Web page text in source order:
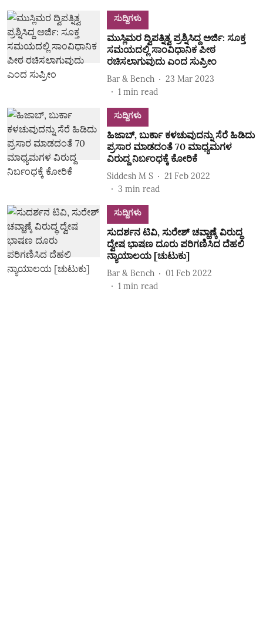
ಸುದ್ದಿಗಳು
ಮುಸ್ಲಿಮರ ದ್ವಿಪತ್ನಿತ್ವ ಪ್ರಶ್ನಿಸಿದ್ದ ಅರ್ಜಿ: ಸೂಕ್ತ
ಸಮಯದಲ್ಲಿ ಸಾಂವಿಧಾನಿಕ ಪೀಠ
ರಚಿಸಲಾಗುವುದು ಎಂದ ಸುಪ್ರೀಂ
Bar & Bench
23 Mar 2023
1 min read
ಸುದ್ದಿಗಳು
ಹಿಜಾಬ್‌, ಬುರ್ಕಾ ಕಳಚುವುದನ್ನು ಸೆರೆ ಹಿಡಿದು
ಪ್ರಸಾರ ಮಾಡದಂತೆ 70 ಮಾಧ್ಯಮಗಳ
ವಿರುದ್ದ ನಿರ್ಬಂಧಕ್ಕೆ ಕೋರಿಕೆ
Siddesh M S
21 Feb 2022
3 min read
ಸುದ್ದಿಗಳು
ಸುದರ್ಶನ ಟಿವಿ, ಸುರೇಶ್‌ ಚವ್ಹಾಣ್ಕೆ ವಿರುದ್ಧ
ದ್ವೇಷ ಭಾಷಣ ದೂರು ಪರಿಗಣಿಸಿದ ದೆಹಲಿ
ನ್ಯಾಯಾಲಯ [ಚುಟುಕು]
Bar & Bench
01 Feb 2022
1 min read